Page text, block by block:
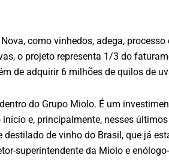
como vinhedos, adega,
o projeto representa 1/3 do
de adquirir 6 milhões de quilos de
do Grupo Miolo. É um
e, principalmente, nesses
de vinho do Brasil, que já
superintendente da Miolo e